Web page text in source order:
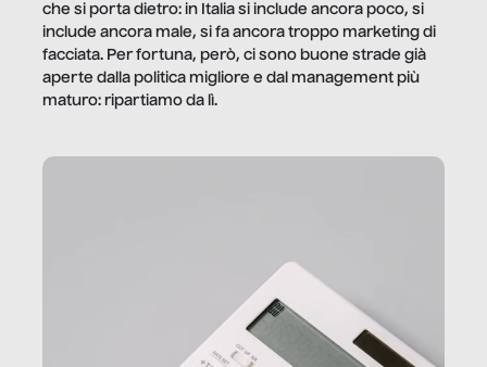
che si porta dietro: in Italia si include ancora poco, si
include ancora male, si fa ancora troppo marketing di
facciata. Per fortuna, però, ci sono buone strade già
aperte dalla politica migliore e dal management più
maturo: ripartiamo da lì.